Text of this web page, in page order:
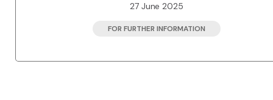
27 June 2025
FOR FURTHER INFORMATION